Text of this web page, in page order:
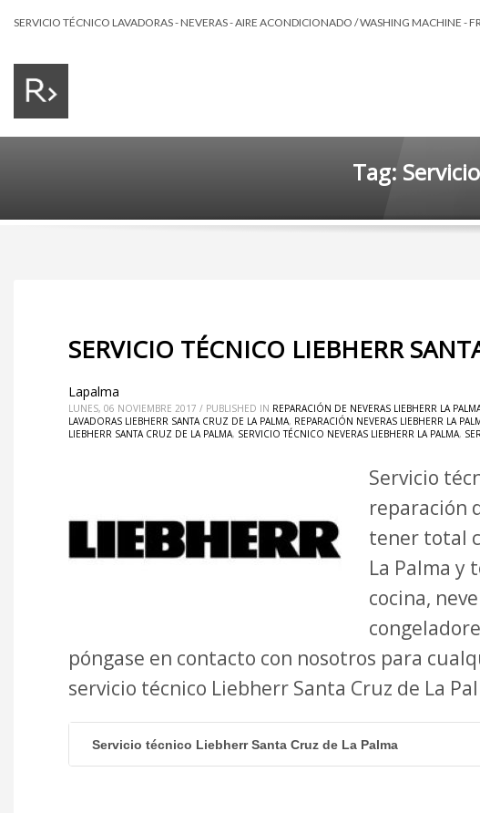
SERVICIO TÉCNICO LAVADORAS - NEVERAS - AIRE ACONDICIONADO / WASHING MACHINE -
Tag:
SERVICIO TÉCNICO LIEBHERR
Lapalma
LUNES, 06 NOVIEMBRE 2017 / PUBLISHED IN REPARACIÓN DE NEVERAS LIEBHERR LA
LAVADORAS LIEBHERR SANTA CRUZ DE LA PALMA, REPARACIÓN NEVERAS LIEBHERR LA
LIEBHERR SANTA CRUZ DE LA PALMA, SERVICIO TÉCNICO NEVERAS LIEBHERR LA PALMA,
Servicio
reparación
tener total
La Palma y
cocina,
póngase en contacto con nosotros para
servicio técnico Liebherr Santa Cruz de La
Servicio técnico Liebherr Santa Cruz de La Palma